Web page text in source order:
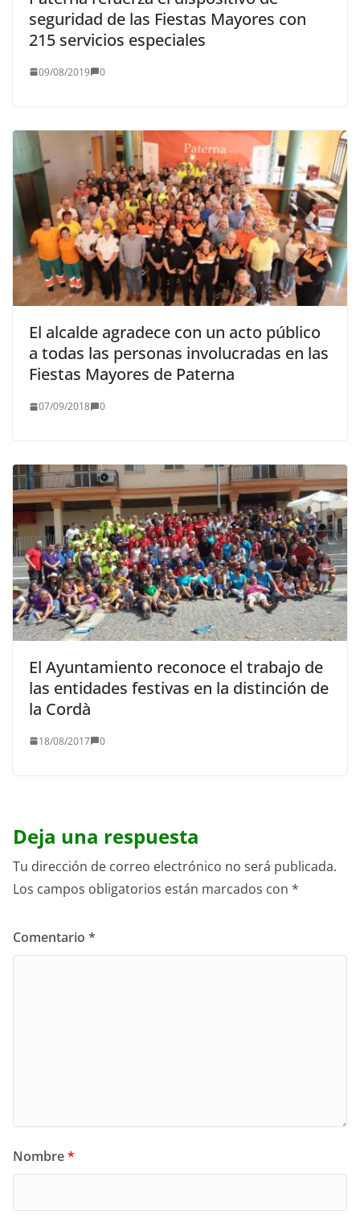
seguridad de las Fiestas Mayores con
215 servicios especiales
09/08/2019 0
El alcalde agradece con un acto público
a todas las personas involucradas en las
Fiestas Mayores de Paterna
07/09/2018 0
El Ayuntamiento reconoce el trabajo de
las entidades festivas en la distinción de
la Cordà
18/08/2017 0
Deja una respuesta
Tu dirección de correo electrónico no será publicada.
Los campos obligatorios están marcados con *
Comentario *
Nombre*